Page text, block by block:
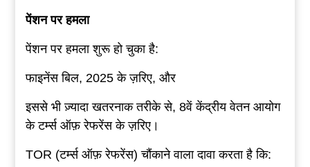
पेंशन पर हमला
पेंशन पर हमला शुरू हो चुका है:
फाइनेंस बिल, 2025 के ज़रिए, और
इससे भी ज़्यादा खतरनाक तरीके से, 8वें केंद्रीय वेतन आयोग
के टर्म्स ऑफ़ रेफरेंस के ज़रिए।
TOR (टर्म्स ऑफ़ रेफरेंस) चौंकाने वाला दावा करता है कि: